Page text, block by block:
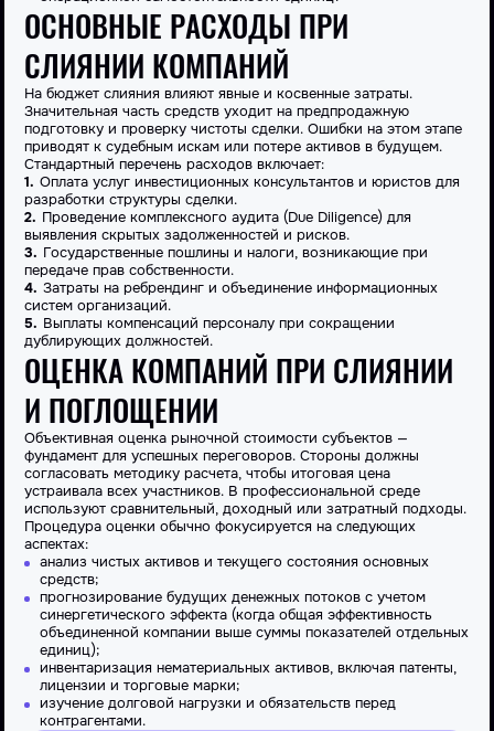
ОСНОВНЫЕ РАСХОДЫ ПРИ
СЛИЯНИИ КОМПАНИЙ
На бюджет слияния влияют явные и косвенные затраты.
Значительная часть средств уходит на предпродажную
подготовку и проверку чистоты сделки. Ошибки на этом этапе
приводят к судебным искам или потере активов в будущем.
Стандартный перечень расходов включает:
Оплата услуг инвестиционных консультантов и юристов для
разработки структуры сделки.
Проведение комплексного аудита (Due Diligence) для
выявления скрытых задолженностей и рисков.
Государственные пошлины и налоги, возникающие при
передаче прав собственности.
Затраты на ребрендинг и объединение информационных
систем организаций.
Выплаты компенсаций персоналу при сокращении
дублирующих должностей.
ОЦЕНКА КОМПАНИЙ ПРИ СЛИЯНИИ
И ПОГЛОЩЕНИИ
Объективная оценка рыночной стоимости субъектов —
фундамент для успешных переговоров. Стороны должны
согласовать методику расчета, чтобы итоговая цена
устраивала всех участников. В профессиональной среде
используют сравнительный, доходный или затратный подходы.
Процедура оценки обычно фокусируется на следующих
аспектах:
анализ чистых активов и текущего состояния основных
средств;
прогнозирование будущих денежных потоков с учетом
синергетического эффекта (когда общая эффективность
объединенной компании выше суммы показателей отдельных
единиц);
инвентаризация нематериальных активов, включая патенты,
лицензии и торговые марки;
изучение долговой нагрузки и обязательств перед
контрагентами.